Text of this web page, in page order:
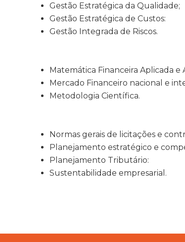
Gestão Estratégica da Qualidade;
Gestão Estratégica de Custos:
Gestão Integrada de Riscos.
Matemática Financeira Aplicada e
Mercado Financeiro nacional e
Metodologia Científica.
Normas gerais de licitações e
Planejamento estratégico e
Planejamento Tributário:
Sustentabilidade empresarial.